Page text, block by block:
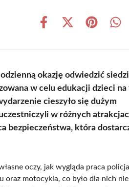
Share
Share
(Twitter)
Share
okazję odwiedzić
w celu edukacji dzieci
cieszyło się dużym
w różnych
bezpieczeństwa, która
oczy, jak wygląda praca
oraz motocykla, co było dla nich